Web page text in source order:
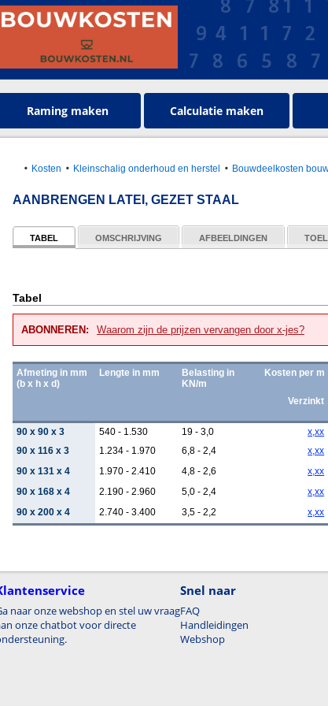
Raming maken Calculatie maken
Kosten Kleinschalig onderhoud en herstel Bouwdeelkosten
AANBRENGEN LATEI, GEZET STAAL
TABEL OMSCHRIJVING AFBEELDINGEN
Tabel
ABONNEREN: Waarom zijn de prijzen vervangen door x-jes?
Afmeting in mm
(b x h x d)
Lengte in mm
Belasting in
KN/m
Kosten per m
Verzinkt
90 x 90 x 3
540 - 1.530 19 - 3,0 x,xx
90 x 116 x 3
1.234 - 1.970 6,8 - 2,4 x,xx
90 x 131 x 4
1.970 - 2.410 4,8 - 2,6 x,xx
90 x 168 x 4
2.190 - 2.960 5,0 - 2,4 x,xx
90 x 200 x 4
2.740 - 3.400 3,5 - 2,2 x,xx
naar onze webshop en stel uw vraag
onze chatbot voor directe
Snel naar
FAQ
Handleidingen
Webshop